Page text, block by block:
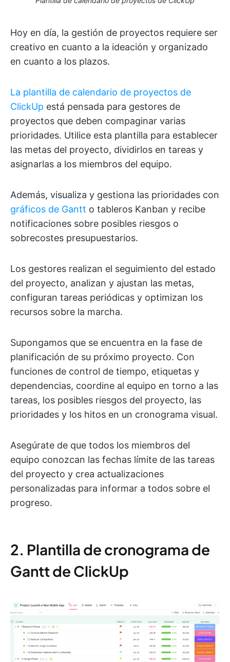
Hoy en día, la gestión de proyectos requiere ser
creativo en cuanto a la ideación y organizado
en cuanto a los plazos.
La plantilla de calendario de proyectos de
ClickUp está pensada para gestores de
proyectos que deben compaginar varias
prioridades. Utilice esta plantilla para establecer
las metas del proyecto, dividirlos en tareas y
asignarlas a los miembros del equipo.
Además, visualiza y gestiona las prioridades con
gráficos de Gantt o tableros Kanban y recibe
notificaciones sobre posibles riesgos o
sobrecostes presupuestarios.
Los gestores realizan el seguimiento del estado
del proyecto, analizan y ajustan las metas,
configuran tareas periódicas y optimizan los
recursos sobre la marcha.
Supongamos que se encuentra en la fase de
planificación de su próximo proyecto. Con
funciones de control de tiempo, etiquetas y
dependencias, coordine al equipo en torno a las
tareas, los posibles riesgos del proyecto, las
prioridades y los hitos en un cronograma visual.
Asegúrate de que todos los miembros del
equipo conozcan las fechas límite de las tareas
del proyecto y crea actualizaciones
personalizadas para informar a todos sobre el
progreso.
2. Plantilla de cronograma de
Gantt de ClickUp